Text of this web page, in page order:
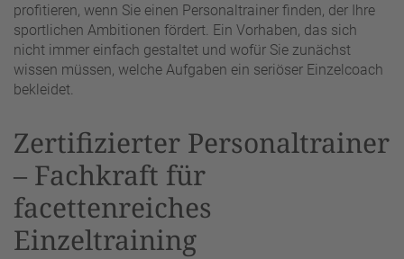
profitieren, wenn Sie einen Personaltrainer finden, der Ihre
sportlichen Ambitionen fördert. Ein Vorhaben, das sich
nicht immer einfach gestaltet und wofür Sie zunächst
wissen müssen, welche Aufgaben ein seriöser Einzelcoach
bekleidet.
Zertifizierter Personaltrainer
– Fachkraft für
facettenreiches
Einzeltraining